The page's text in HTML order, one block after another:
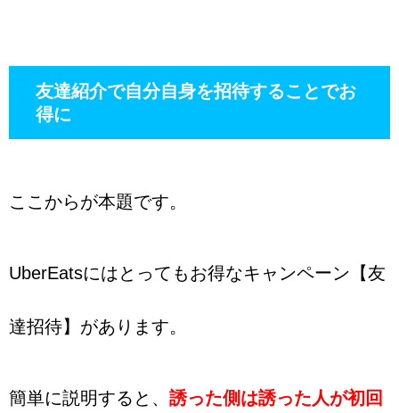
友達紹介で自分自身を招待することでお
得に
ここからが本題です。
UberEatsにはとってもお得なキャンペーン【友
達招待】があります。
簡単に説明すると、 誘った側は誘った人が初回